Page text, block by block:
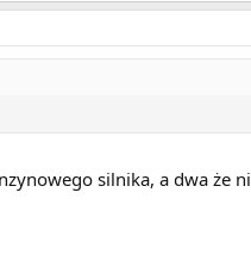
silnika, a dwa że